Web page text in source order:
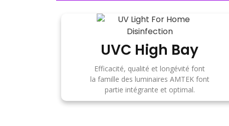
UVC High Bay
Efficacité, qualité et longévité font
la famille des luminaires AMTEK font
partie intégrante et optimal.